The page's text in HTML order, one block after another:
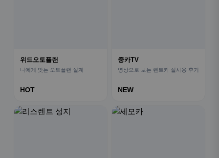
위드오토플랜
나에게 맞는 오토플랜 설계
HOT
중카TV
영상으로 보는 렌트카 실사용 후기
NEW